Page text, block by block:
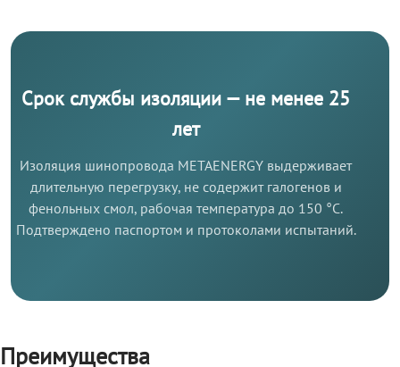
Срок службы изоляции — не менее 25
лет
Изоляция шинопровода METAENERGY выдерживает
длительную перегрузку, не содержит галогенов и
фенольных смол, рабочая температура до 150 °C.
Подтверждено паспортом и протоколами испытаний.
Преимущества